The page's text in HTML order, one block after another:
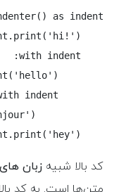
کد بالا شبیه زبان های ‌domain-specific